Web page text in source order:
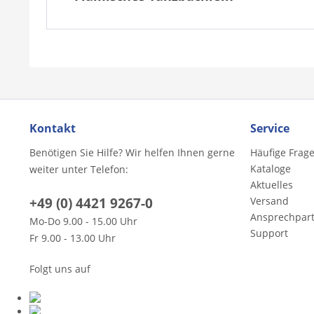
Kontakt
Benötigen Sie Hilfe? Wir helfen Ihnen gerne
weiter unter Telefon:
+49 (0) 4421 9267-0
Mo-Do 9.00 - 15.00 Uhr
Fr 9.00 - 13.00 Uhr
Folgt uns auf
Service
Häufige
Kataloge
Aktuelles
Versand
Support